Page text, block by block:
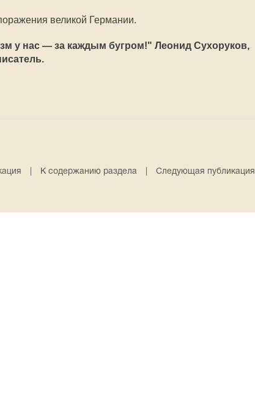
великой Германии.
у нас — за каждым бугром!" Леонид Сухоруков,
К содержанию раздела Следующая публикация